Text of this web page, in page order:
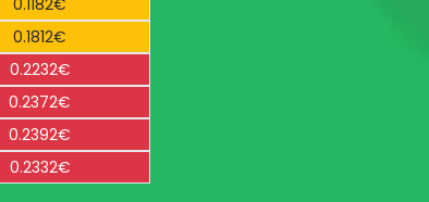
0.1182€
0.1812€
0.2232€
0.2372€
0.2392€
0.2332€